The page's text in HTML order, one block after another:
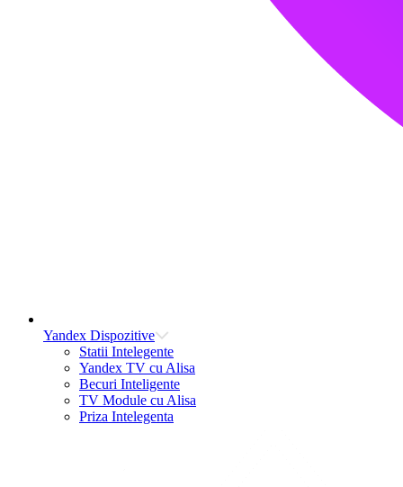
Yandex Dispozitive
Statii Intelegente
Yandex TV cu Alisa
Becuri Inteligente
TV Module cu Alisa
Priza Intelegenta